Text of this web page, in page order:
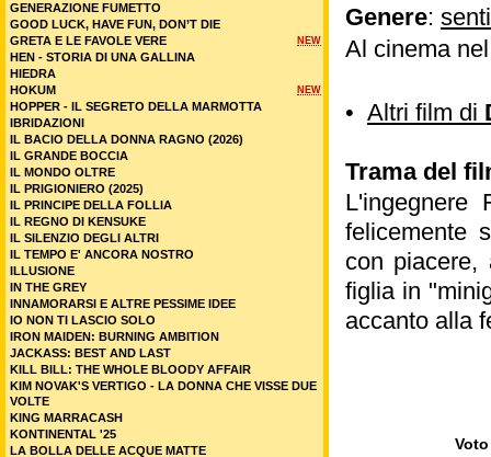
Genere:
Al cinema
• Altri film di
Trama del
L'ingegnere
felicemente
con piacere,
figlia in
accanto alla
GENERAZIONE FUMETTO
GOOD LUCK, HAVE FUN, DON’T DIE
NEW
GRETA E LE FAVOLE VERE
HEN - STORIA DI UNA GALLINA
HIEDRA
NEW
HOKUM
HOPPER - IL SEGRETO DELLA MARMOTTA
IBRIDAZIONI
IL BACIO DELLA DONNA RAGNO (2026)
IL GRANDE BOCCIA
IL MONDO OLTRE
IL PRIGIONIERO (2025)
IL PRINCIPE DELLA FOLLIA
IL REGNO DI KENSUKE
IL SILENZIO DEGLI ALTRI
IL TEMPO E' ANCORA NOSTRO
ILLUSIONE
IN THE GREY
INNAMORARSI E ALTRE PESSIME IDEE
IO NON TI LASCIO SOLO
IRON MAIDEN: BURNING AMBITION
JACKASS: BEST AND LAST
KILL BILL: THE WHOLE BLOODY AFFAIR
KIM NOVAK'S VERTIGO - LA DONNA CHE VISSE DUE
VOLTE
KING MARRACASH
KONTINENTAL '25
LA BOLLA DELLE ACQUE MATTE